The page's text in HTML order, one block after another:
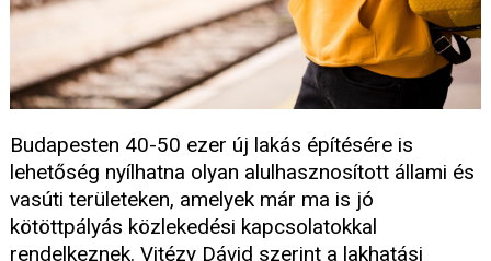
Budapesten 40-50 ezer új lakás építésére is
lehetőség nyílhatna olyan alulhasznosított állami és
vasúti területeken, amelyek már ma is jó
kötöttpályás közlekedési kapcsolatokkal
rendelkeznek. Vitézy Dávid szerint a lakhatási